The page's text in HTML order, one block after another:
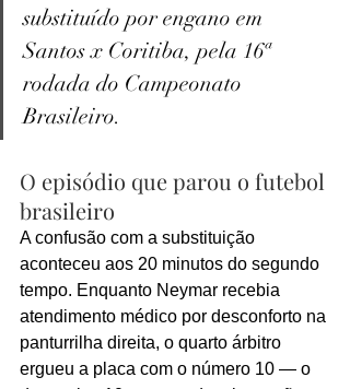
substituído por engano em
Santos x Coritiba, pela 16ª
rodada do Campeonato
Brasileiro.
O episódio que parou o futebol
brasileiro
A confusão com a substituição
aconteceu aos 20 minutos do segundo
tempo. Enquanto Neymar recebia
atendimento médico por desconforto na
panturrilha direita, o quarto árbitro
ergueu a placa com o número 10 — o